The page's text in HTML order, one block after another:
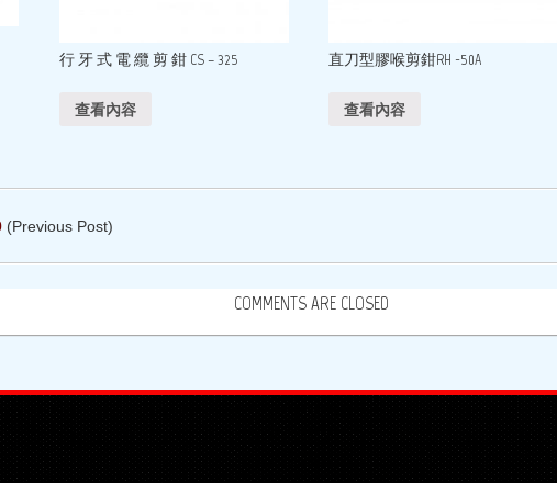
行 牙 式 電 纜 剪 鉗 CS – 325
查看內容
直刀型膠喉剪鉗RH -50A
查看內容
(Previous Post)
COMMENTS ARE CLOSED